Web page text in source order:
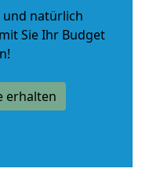
und natürlich
Sie Ihr Budget
erhalten